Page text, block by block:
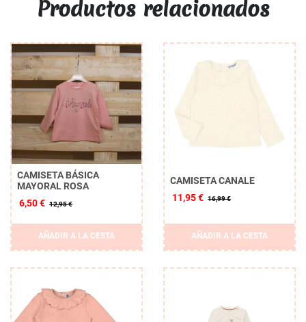
Productos relacionados
CAMISETA BÁSICA
MAYORAL ROSA
6,50 € 12,95 €
AÑADIR A LA CESTA
CAMISETA CANALE
11,95 € 16,99 €
AÑADIR A LA CESTA